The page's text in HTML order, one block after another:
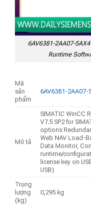
6AV6381-2AA07-
Runtime
Mã
sản
phẩm
6AV6381-2AA07-
Mô tả
SIMATIC WinCC
V7.5 SP2 for
options
Web NAV Load-
Data Monitor,
runtime/
license key on
USB)
Trọng
lượng
(kg)
0,295 kg